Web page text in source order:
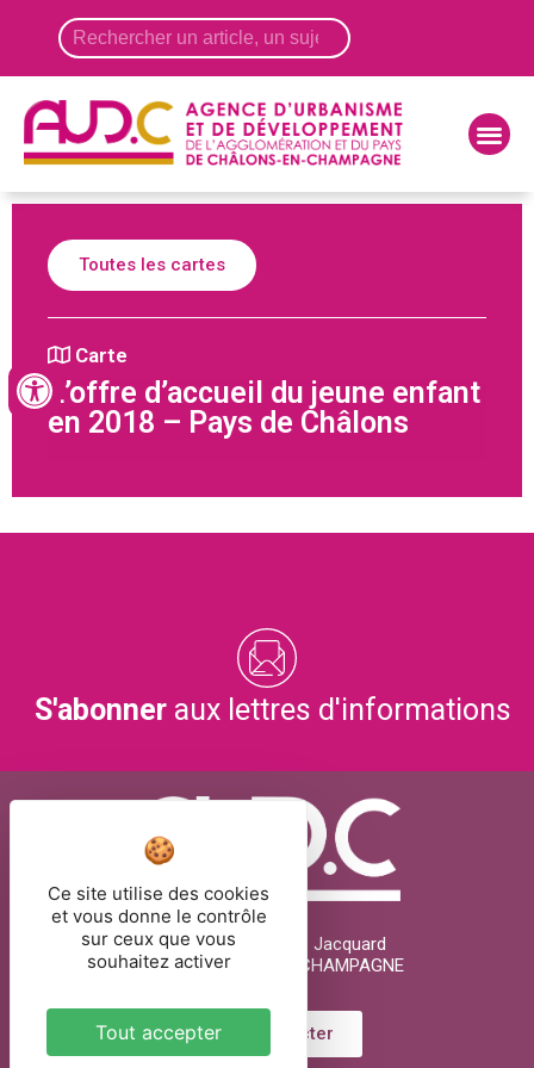
Toutes les cartes
Carte
L’offre d’accueil du jeune enfant
en 2018 – Pays de Châlons
S'abonner aux lettres d'informations
26 rue Joseph Marie Jacquard
51000 CHÂLONS-EN-CHAMPAGNE
Nous contacter
Panneau de gestion des cookies
Ce site utilise des cookies
et vous donne le contrôle
sur ceux que vous
souhaitez activer
Tout accepter